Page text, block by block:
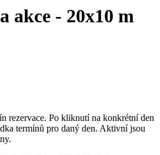
akce - 20x10 m
rezervace. Po kliknutí na konkrétní den
termínů pro daný den. Aktivní jsou